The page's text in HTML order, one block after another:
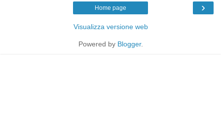
›
Home page
Visualizza versione web
Powered by Blogger.